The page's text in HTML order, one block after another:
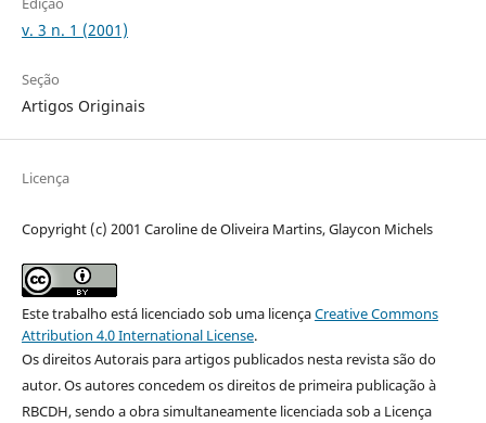
v. 3 n. 1 (2001)
Seção
Artigos Originais
Licença
Copyright (c) 2001 Caroline de Oliveira Martins, Glaycon Michels
Este trabalho está licenciado sob uma licençaCreative Commons
Attribution 4.0 International License.
Os direitos Autorais para artigos publicados nesta revista são do
autor. Os autores concedem os direitos de primeira publicação à
RBCDH, sendo a obra simultaneamente licenciada sob a Licença